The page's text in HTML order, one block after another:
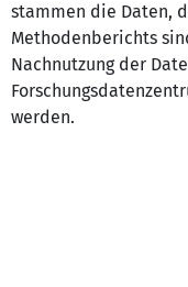
stammen die Daten,
Methodenberichts
Nachnutzung der
werden.